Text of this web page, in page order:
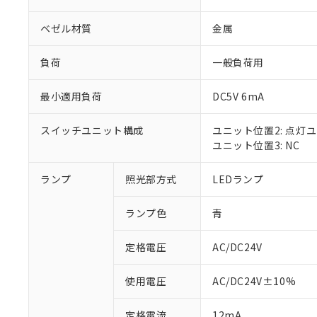
ベゼル材質 金属
負荷 一般負荷用
最小適用負荷 DC5V 6mA
スイッチユニット構成
ユニット位置2: 点灯
ユニット位置3: NC
ランプ 照光部方式 LEDランプ
ランプ色 青
定格電圧 AC/DC24V
使用電圧 AC/DC24V±10%
ご利用条件
以下の条件をお
※1 対応状況
対応予定：EU
対応予定なし：
調査・確認中：
非該当品：ライセ
※1 中国